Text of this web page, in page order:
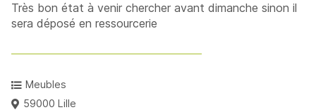
Très bon état à venir chercher avant dimanche sinon il
sera déposé en ressourcerie
Meubles
59000 Lille